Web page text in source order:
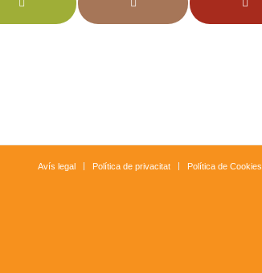
Avís legal Política de privacitat Política de Cookies